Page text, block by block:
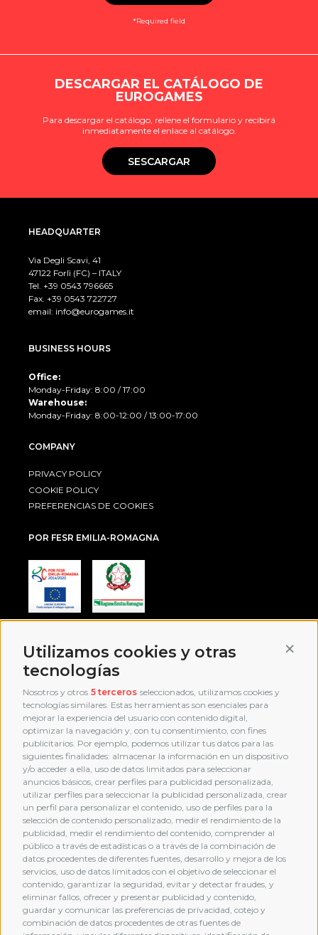
Utilizamos cookies y otras
tecnologías
Nosotros y otros 5 terceros seleccionados, utilizamos cookies y
tecnologías similares. Estas herramientas son esenciales para
mejorar la experiencia del usuario con contenido digital,
optimizar la navegación y, con tu consentimiento, con fines
publicitarios. Por ejemplo, podemos utilizar tus datos para las
siguientes finalidades: almacenar la información en un dispositivo
y/o acceder a ella, uso de datos limitados para seleccionar
anuncios básicos, crear perfiles para publicidad personalizada,
utilizar perfiles para seleccionar la publicidad personalizada, crear
un perfil para personalizar el contenido, uso de perfiles para la
selección de contenido personalizado, medir el rendimiento de la
publicidad, medir el rendimiento del contenido, comprender al
público a través de estadísticas o a través de la combinación de
datos procedentes de diferentes fuentes, desarrollo y mejora de los
servicios, uso de datos limitados con el objetivo de seleccionar el
contenido, garantizar la seguridad, evitar y detectar fraudes, y
eliminar fallos, ofrecer y presentar publicidad y contenido,
guardar y comunicar las preferencias de privacidad, cotejo y
combinación de datos procedentes de otras fuentes de
*Required field
DESCARGAR EL CATÁLOGO DE
EUROGAMES
Para descargar el catálogo, rellene el formulario y recibirá
inmediatamente el enlace al catálogo.
SESCARGAR
HEADQUARTER
Via Degli Scavi, 41
47122 Forlì (FC) – ITALY
Tel. +39 0543 796665
Fax. +39 0543 722727
email: info@eurogames.it
BUSINESS HOURS
Office:
Monday-Friday: 8:00 / 17:00
Warehouse:
Monday-Friday: 8:00-12:00 / 13:00-17:00
COMPANY
PRIVACY POLICY
COOKIE POLICY
PREFERENCIAS DE COOKIES
POR FESR EMILIA-ROMAGNA
MEMBERSHIP